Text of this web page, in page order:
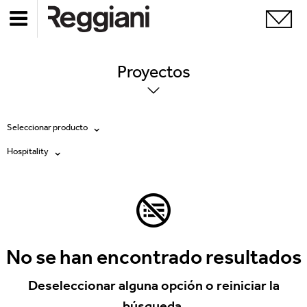
Proyectos
Seleccionar producto
Todos los productos
Mood Evo
Traceline System
Hospitality
No se han encontrado resultados
Deseleccionar alguna opción o reiniciar la